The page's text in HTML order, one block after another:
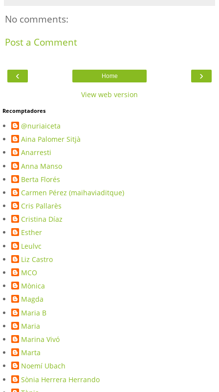
No comments:
Post a Comment
‹ ›
Home
View web version
Recomptadores
@nuriaiceta
Aina Palomer Sitjà
Anarresti
Anna Manso
Berta Florés
Carmen Pérez (maihaviaditque)
Cris Pallarès
Cristina Díaz
Esther
Leulvc
Liz Castro
MCO
Mònica
Magda
Maria B
Maria
Marina Vivó
Marta
Noemí Ubach
Sònia Herrera Herrando